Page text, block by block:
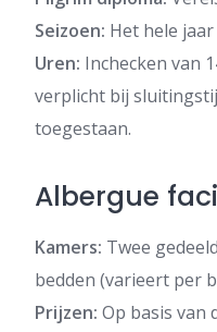
Seizoen: Het hele
Uren: Inchecken van
verplicht bij
toegestaan.
Albergue
Kamers: Twee
bedden (varieert per
Prijzen: Op basis van